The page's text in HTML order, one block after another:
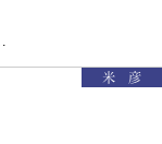
米 彦